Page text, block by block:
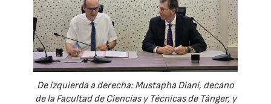
De izquierda a derecha: Mustapha Diani, decano
de la Facultad de Ciencias y Técnicas de Tánger, y